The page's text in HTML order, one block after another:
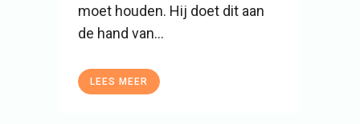
moet houden. Hij doet dit aan
de hand van...
LEES MEER